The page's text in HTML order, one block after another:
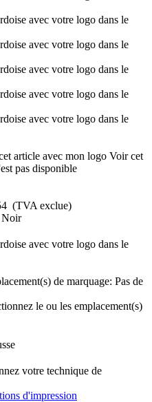
article avec mon logo Voir cet
pas disponible
(TVA exclue)
Noir
de marquage: Pas de
le ou les emplacement(s)
votre technique de
d'impression